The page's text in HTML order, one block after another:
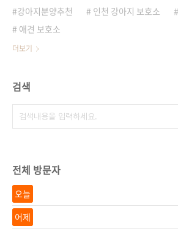
강아지분양추천
인천 강아지 보호소
애견 보호소
더보기
검색
전체 방문자
오늘
어제